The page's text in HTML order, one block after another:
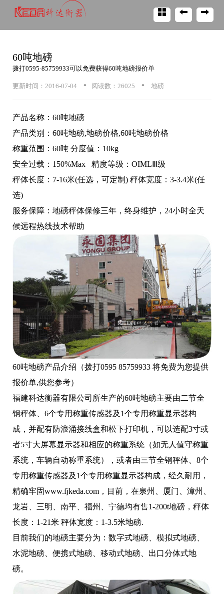
60吨地磅
拨打0595-85759933可以免费获得60吨地磅报价单
更新时间：2016-07-04 • 阅读数：26025 • 地磅
产品名称：60吨地磅
产品类别：60吨地磅,地磅价格,60吨地磅价格
称重范围：60吨 分度值：10kg
安全过载：150%Max 精度等级：OIMLⅢ级
秤体长度：7-16米(任选，可定制) 秤体宽度：3-3.4米(任
选)
服务保障：地磅秤体保修三年，终身维护，24小时全天
候远程热线技术帮助
60吨地磅产品介绍（拨打0595 85759933 将免费为您提供
报价单,供您参考）
福建科达衡器有限公司所生产的60吨地磅主要由二节全
钢秤体、6个专用称重传感器及1个专用称重显示器构
成，并配有防浪涌接线盒和松下打印机，可以选配3寸或
者5寸大屏幕显示器和相应的称重系统（如无人值守称重
系统，车辆自动称重系统），或者由三节全钢秤体、8个
专用称重传感器及1个专用称重显示器构成，经久耐用，
精确牢固www.fjkeda.com，目前，在泉州、厦门、漳州、
龙岩、三明、南平、福州、宁德均有售1-200t地磅，秤体
长度：1-21米 秤体宽度：1-3.5米地磅.
目前我们的地磅主要分为：数字式地磅、模拟式地磅、
水泥地磅、便携式地磅、移动式地磅、出口分体式地
磅。